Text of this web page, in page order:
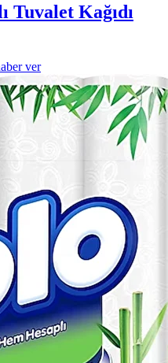
Tuvalet Kağıdı
ver